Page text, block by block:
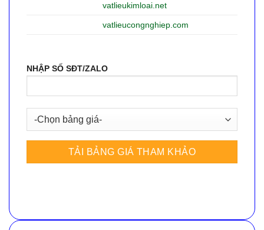
vatlieukimloai.net
vatlieucongnghiep.com
NHẬP SỐ SĐT/ZALO